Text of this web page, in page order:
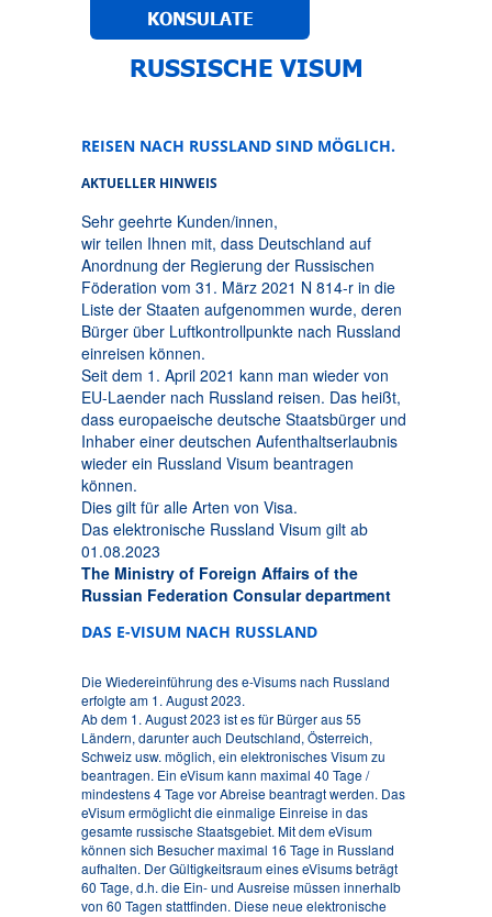
KONSULATE
RUSSISCHE VISUM
REISEN NACH RUSSLAND SIND MÖGLICH.
AKTUELLER HINWEIS
Sehr geehrte Kunden/innen,
wir teilen Ihnen mit, dass Deutschland auf
Anordnung der Regierung der Russischen
Föderation vom 31. März 2021 N 814-r in die
Liste der Staaten aufgenommen wurde, deren
Bürger über Luftkontrollpunkte nach Russland
einreisen können.
Seit dem 1. April 2021 kann man wieder von
EU-Laender nach Russland reisen. Das heißt,
dass europaeische deutsche Staatsbürger und
Inhaber einer deutschen Aufenthaltserlaubnis
wieder ein Russland Visum beantragen
können.
Dies gilt für alle Arten von Visa.
Das elektronische Russland Visum gilt ab
01.08.2023
The Ministry of Foreign Affairs of the
Russian Federation Consular department
DAS E-VISUM NACH RUSSLAND
Die Wiedereinführung des e-Visums nach Russland
erfolgte am 1. August 2023.
Ab dem 1. August 2023 ist es für Bürger aus 55
Ländern, darunter auch Deutschland, Österreich,
Schweiz usw. möglich, ein elektronisches Visum zu
beantragen. Ein eVisum kann maximal 40 Tage /
mindestens 4 Tage vor Abreise beantragt werden. Das
eVisum ermöglicht die einmalige Einreise in das
gesamte russische Staatsgebiet. Mit dem eVisum
können sich Besucher maximal 16 Tage in Russland
aufhalten. Der Gültigkeitsraum eines eVisums beträgt
60 Tage, d.h. die Ein- und Ausreise müssen innerhalb
von 60 Tagen stattfinden. Diese neue elektronische